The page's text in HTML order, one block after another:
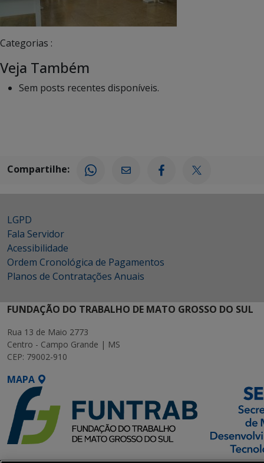
Categorias :
Veja Também
Sem posts recentes disponíveis.
Compartilhe:
LGPD
Fala Servidor
Acessibilidade
Ordem Cronológica de Pagamentos
Planos de Contratações Anuais
FUNDAÇÃO DO TRABALHO DE MATO GROSSO DO SUL
Rua 13 de Maio 2773
Centro - Campo Grande | MS
CEP: 79002-910
MAPA